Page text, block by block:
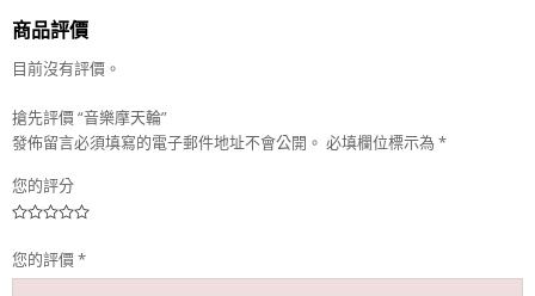
商品評價
目前沒有評價。
搶先評價 “音樂摩天輪”
發佈留言必須填寫的電子郵件地址不會公開。 必填欄位標示為 *
您的評分
您的評價*